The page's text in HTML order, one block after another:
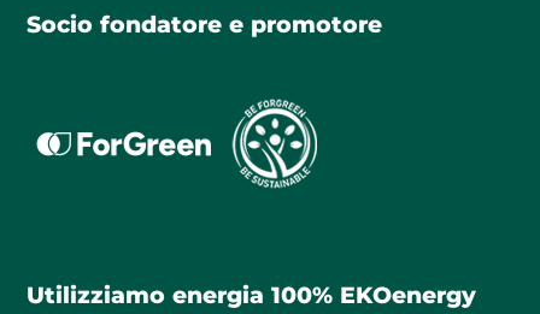
Socio fondatore e promotore
Utilizziamo energia 100% EKOenergy